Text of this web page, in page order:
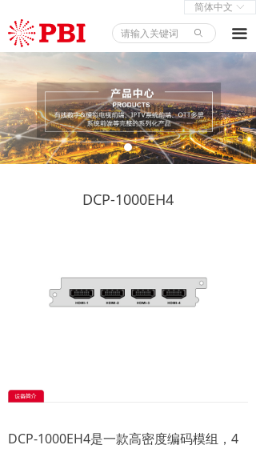
ꄙ 끀
首页
产品中心
解决方案
新闻中心
关于我们
ꀅ
简体中文
DCP-1000EH4
DCP-1000EH4是一款高密度编码模组，4